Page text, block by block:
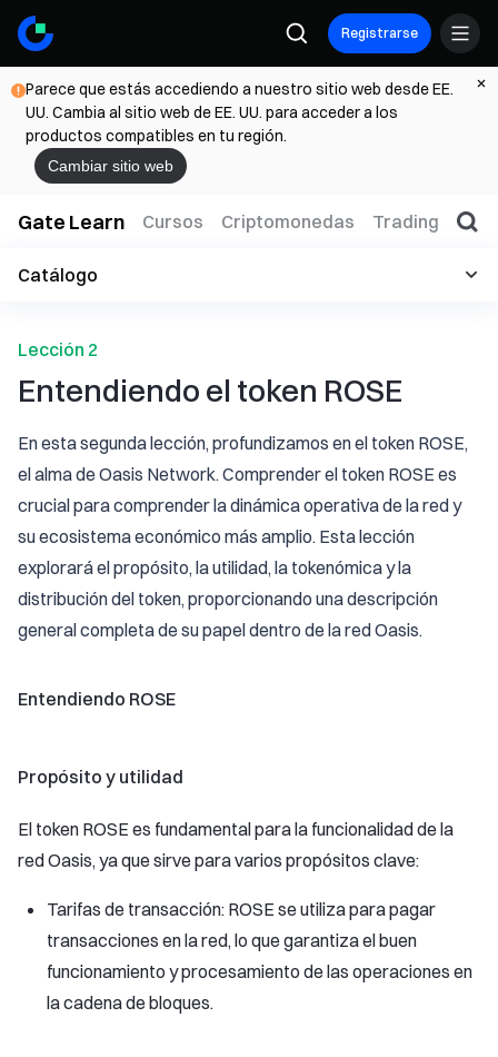
Registrarse
Parece que estás accediendo a nuestro sitio web desde EE.
UU. Cambia al sitio web de EE. UU. para acceder a los
productos compatibles en tu región.
Cambiar sitio web
Gate Learn Cursos Criptomonedas Trading
Catálogo
Lección 2
Entendiendo el token ROSE
En esta segunda lección, profundizamos en el token ROSE,
el alma de Oasis Network. Comprender el token ROSE es
crucial para comprender la dinámica operativa de la red y
su ecosistema económico más amplio. Esta lección
explorará el propósito, la utilidad, la tokenómica y la
distribución del token, proporcionando una descripción
general completa de su papel dentro de la red Oasis.
Entendiendo ROSE
Propósito y utilidad
El token ROSE es fundamental para la funcionalidad de la
red Oasis, ya que sirve para varios propósitos clave:
Tarifas de transacción: ROSE se utiliza para pagar
transacciones en la red, lo que garantiza el buen
funcionamiento y procesamiento de las operaciones en
la cadena de bloques.